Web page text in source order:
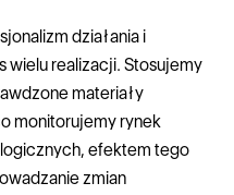
działania i
realizacji. Stosujemy
materiały
monitorujemy rynek
efektem tego
zmian